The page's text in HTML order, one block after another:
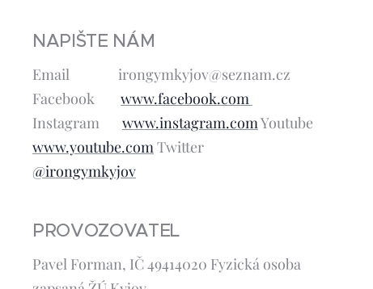
NAPIŠTE NÁM
Email irongymkyjov@seznam.cz
Facebook www.facebook.com
Instagram www.instagram.comYoutube
www.youtube.comTwitter
@irongymkyjov
PROVOZOVATEL
Pavel Forman, IČ 49414020 Fyzická osoba